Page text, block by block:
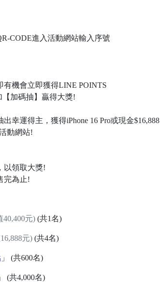
CODE進入活動網站輸入序號
機會立即獲得LINE POINTS
加碼抽】贏得大獎!
幸運得主，獲得iPhone 16 Pro或現金$16,888
動網站!
以領取大獎!
完為止!
40,400元)(共1名)
元)(共4名)
」 (共600名)
(共4,000名)